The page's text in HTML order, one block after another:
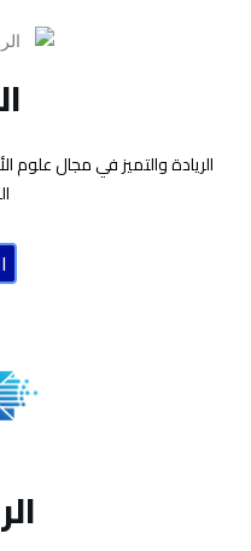
الريادة والتميز في مجال علوم